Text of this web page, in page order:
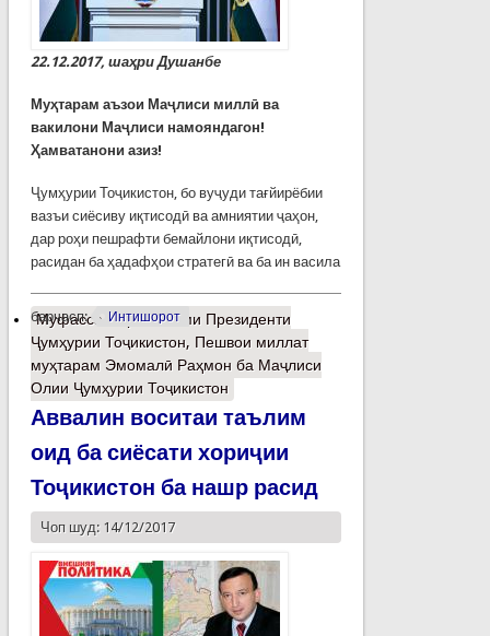
22.12.2017, шаҳри Душанбе
Муҳтарам аъзои Маҷлиси миллӣ ва
вакилони Маҷлиси намояндагон!
Ҳамватанони азиз!
Ҷумҳурии Тоҷикистон, бо вуҷуди тағйирёбии
вазъи сиёсиву иқтисодӣ ва амниятии ҷаҳон,
дар роҳи пешрафти бемайлони иқтисодӣ,
расидан ба ҳадафҳои стратегӣ ва ба ин васила
барчасп: Интишорот
Муфассалтаро Паёми Президенти
Ҷумҳурии Тоҷикистон, Пешвои миллат
муҳтарам Эмомалӣ Раҳмон ба Маҷлиси
Олии Ҷумҳурии Тоҷикистон
Аввалин воситаи таълим
оид ба сиёсати хориҷии
Тоҷикистон ба нашр расид
Чоп шуд: 14/12/2017